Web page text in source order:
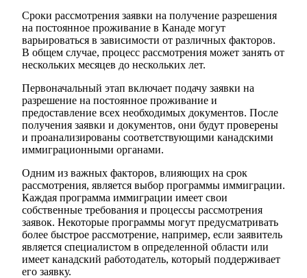
Сроки рассмотрения заявки на получение разрешения
на постоянное проживание в Канаде могут
варьироваться в зависимости от различных факторов.
В общем случае, процесс рассмотрения может занять от
нескольких месяцев до нескольких лет.
Первоначальный этап включает подачу заявки на
разрешение на постоянное проживание и
предоставление всех необходимых документов. После
получения заявки и документов, они будут проверены
и проанализированы соответствующими канадскими
иммиграционными органами.
Одним из важных факторов, влияющих на срок
рассмотрения, является выбор программы иммиграции.
Каждая программа иммиграции имеет свои
собственные требования и процессы рассмотрения
заявок. Некоторые программы могут предусматривать
более быстрое рассмотрение, например, если заявитель
является специалистом в определенной области или
имеет канадский работодатель, который поддерживает
его заявку.